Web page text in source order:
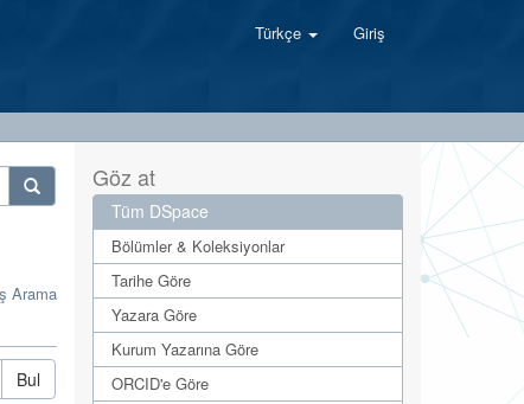
Türkçe Giriş
Arama
Bul
Göz at
Tüm DSpace
Bölümler & Koleksiyonlar
Tarihe Göre
Yazara Göre
Kurum Yazarına Göre
ORCID'e Göre